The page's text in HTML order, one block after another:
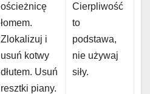
ościeżnicę
łomem.
Zlokalizuj i
usuń kotwy
dłutem. Usuń
resztki piany.
Cierpliwość
to
podstawa,
nie używaj
siły.